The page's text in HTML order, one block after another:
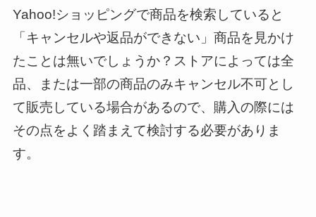
Yahoo!ショッピングで商品を検索していると
「キャンセルや返品ができない」商品を見かけ
たことは無いでしょうか？ストアによっては全
品、または一部の商品のみキャンセル不可とし
て販売している場合があるので、購入の際には
その点をよく踏まえて検討する必要がありま
す。